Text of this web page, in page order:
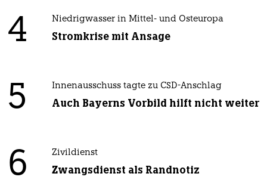
4 Niedrigwasser in Mittel- und Osteuropa
Stromkrise mit Ansage
5 Innenausschuss tagte zu CSD-Anschlag
Auch Bayerns Vorbild hilft nicht weiter
6 Zivildienst
Zwangsdienst als Randnotiz